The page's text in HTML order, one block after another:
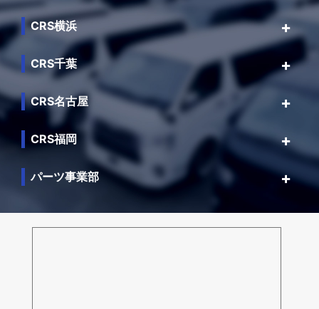
CRS横浜
CRS千葉
CRS名古屋
CRS福岡
パーツ事業部